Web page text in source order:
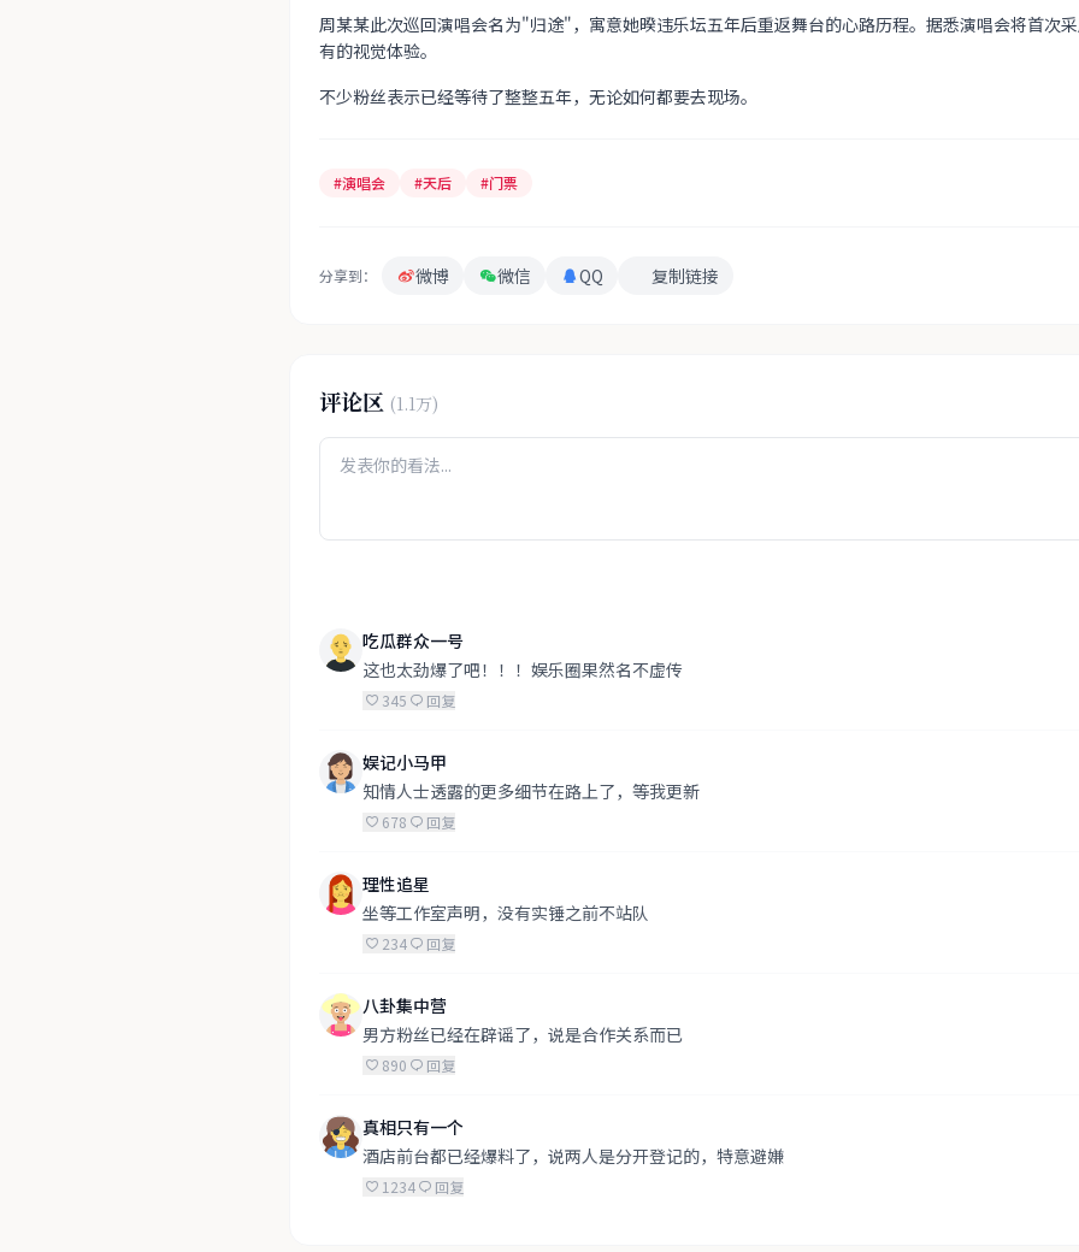
周某某此次巡回演唱会名为"归途"，寓意她暌违乐坛五年后重返舞台的心路历程。据悉演唱会将首次
有的视觉体验。
不少粉丝表示已经等待了整整五年，无论如何都要去现场。
#演唱会 #天后 #门票
分享到： 微博 微信 QQ 复制链接
评论区 (1.1万)
吃瓜群众一号
这也太劲爆了吧！！！娱乐圈果然名不虚传
345 回复
娱记小马甲
知情人士透露的更多细节在路上了，等我更新
678 回复
理性追星
坐等工作室声明，没有实锤之前不站队
234 回复
八卦集中营
男方粉丝已经在辟谣了，说是合作关系而已
890 回复
真相只有一个
酒店前台都已经爆料了，说两人是分开登记的，特意避嫌
1234 回复